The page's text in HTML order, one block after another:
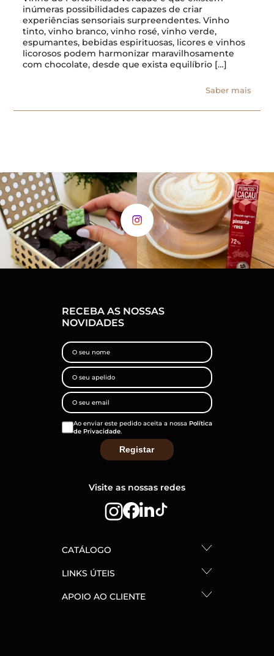
inúmeras possibilidades capazes de criar
experiências sensoriais surpreendentes. Vinho
tinto, vinho branco, vinho rosé, vinho verde,
espumantes, bebidas espirituosas, licores e vinhos
licorosos podem harmonizar maravilhosamente
com chocolate, desde que exista equilíbrio […]
Saber mais
RECEBA AS NOSSAS
NOVIDADES
Ao enviar este pedido aceita a nossa Política
de Privacidade.
Visite as nossas redes
CATÁLOGO
LINKS ÚTEIS
APOIO AO CLIENTE